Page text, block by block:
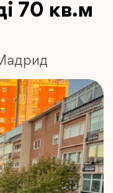
70 кв.м